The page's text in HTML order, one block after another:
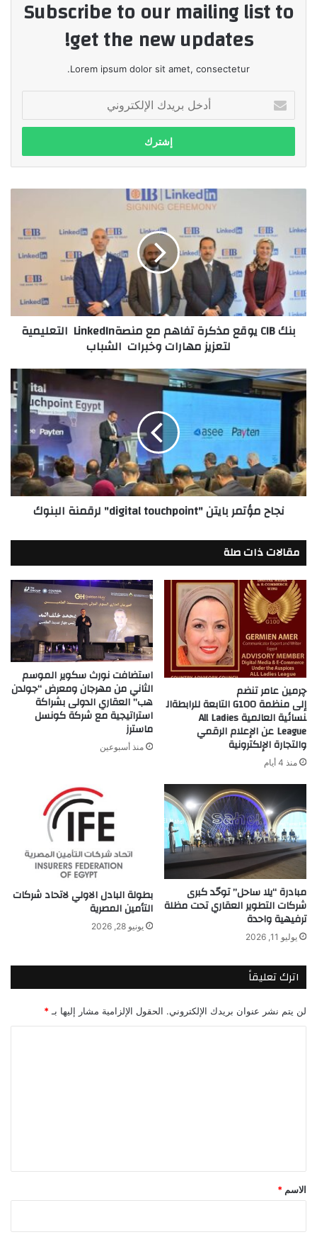
Subscribe to our mailing list to
get the new updates!
Lorem ipsum dolor sit amet, consectetur.
بريدك
الإلكتروني
تفاهم
مع
منصةLinkedIn
التعليمية
لتعزيز
مهارات
بنك CIB يوقع مذكرة تفاهم مع منصةLinkedIn التعليمية
لتعزيز مهارات وخبرات الشباب
نجاح
مؤتمر
بايتن
"digital
touchpoint"
لرقمنة
البنوك
نجاح مؤتمر بايتن "digital touchpoint" لرقمنة البنوك
مقالات ذات صلة
چرمين عامر تنضم
إلى منظمة G100 التابعة للرابطةال
نسائية العالمية All Ladies
League عن الإعلام الرقمي
والتجارة الإلكترونية
منذ 4 أيام
استضافت نورث سكوير الموسم
الثاني من مهرجان ومعرض “جولدن
هب” العقاري الدولى بشراكة
استراتيجية مع شركة كونسل
ماسترز
منذ أسبوعين
مبادرة “يلا ساحل” توحّد كبرى
شركات التطوير العقاري تحت مظلة
ترفيهية واحدة
يوليو 11, 2026
بطولة البادل الاولي لاتحاد شركات
التأمين المصرية
يونيو 28, 2026
اترك تعليقاً
لن يتم نشر عنوان بريدك الإلكتروني. الحقول الإلزامية مشار إليها بـ *
*
الاسم *